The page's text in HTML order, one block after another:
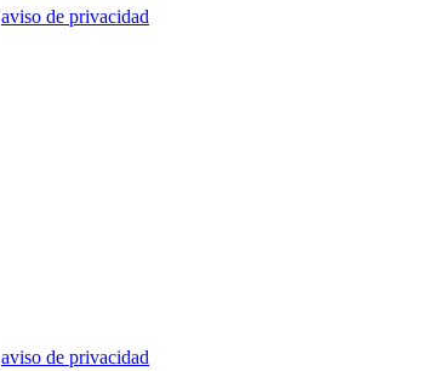
aviso de privacidad
aviso de privacidad